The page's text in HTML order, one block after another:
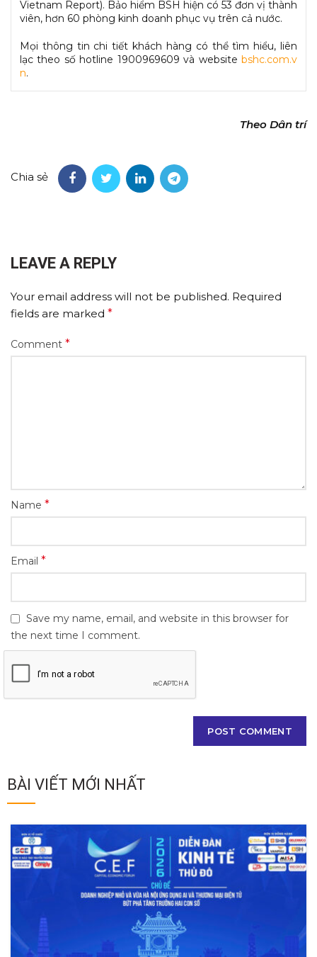
Vietnam Report). Bảo hiểm BSH hiện có 53 đơn vị thành
viên, hơn 60 phòng kinh doanh phục vụ trên cả nước.
Mọi thông tin chi tiết khách hàng có thể tìm hiểu, liên
lạc theo số hotline 1900969609 và website bshc.com.v
n.
Theo Dân trí
Chia sẻ
LEAVE A REPLY
Your email address will not be published. Required
fields are marked *
Comment *
Name *
Email *
Save my name, email, and website in this browser for
the next time I comment.
BÀI VIẾT MỚI NHẤT